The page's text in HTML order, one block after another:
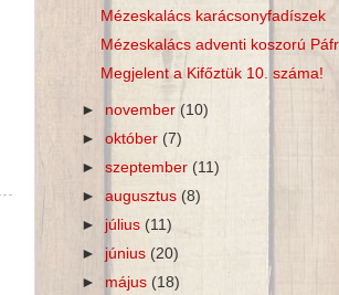
Mézeskalács karácsonyfadíszek
Mézeskalács adventi koszorú
Megjelent a Kifőztük 10. száma!
► november (10)
►október (7)
►szeptember (11)
►augusztus(8)
► július (11)
► június (20)
► május (18)